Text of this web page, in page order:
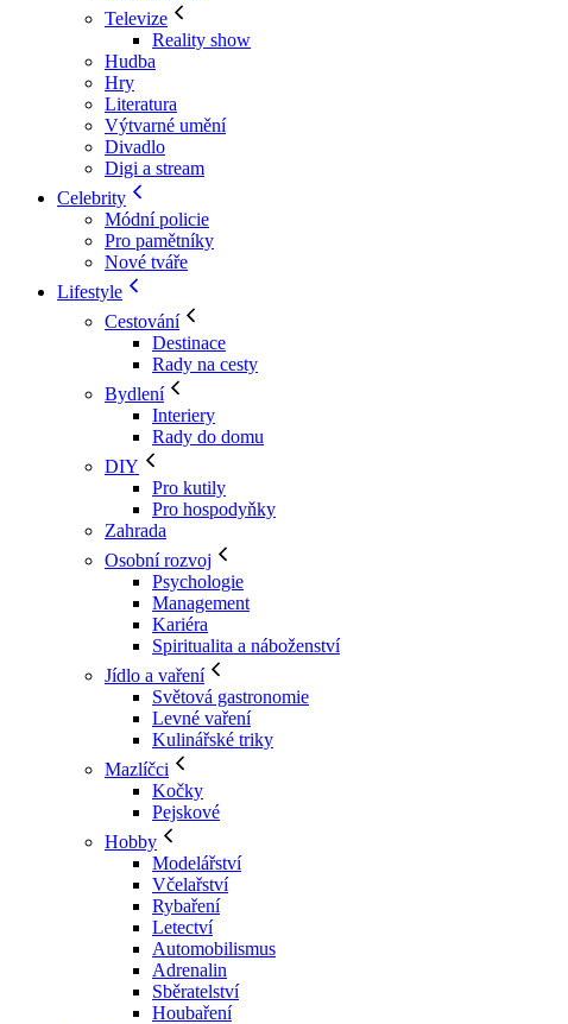
Televize
Reality show
Hudba
Hry
Literatura
Výtvarné umění
Divadlo
Digi a stream
Celebrity
Módní policie
Pro pamětníky
Nové tváře
Lifestyle
Cestování
Destinace
Rady na cesty
Bydlení
Interiery
Rady do domu
DIY
Pro kutily
Pro hospodyňky
Zahrada
Osobní rozvoj
Psychologie
Management
Kariéra
Spiritualita a náboženství
Jídlo a vaření
Světová gastronomie
Levné vaření
Kulinářské triky
Mazlíčci
Kočky
Pejskové
Hobby
Modelářství
Včelařství
Rybaření
Letectví
Automobilismus
Adrenalin
Sběratelství
Houbaření